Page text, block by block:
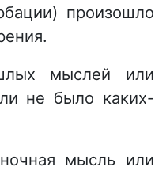
произошло
мыслей или
не было каких-
мысль или